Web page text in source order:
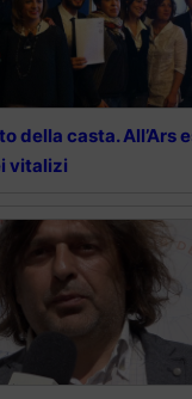
della casta. All’Ars
vitalizi